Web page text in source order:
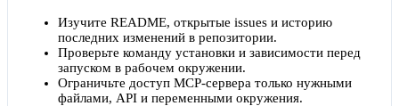
Изучите README, открытые issues и историю
последних изменений в репозитории.
Проверьте команду установки и зависимости перед
запуском в рабочем окружении.
Ограничьте доступ MCP-сервера только нужными
файлами, API и переменными окружения.